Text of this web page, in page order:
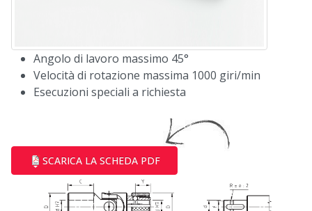
Angolo di lavoro massimo 45°
Velocità di rotazione massima 1000 giri/min
Esecuzioni speciali a richiesta
SCARICA LA SCHEDA PDF